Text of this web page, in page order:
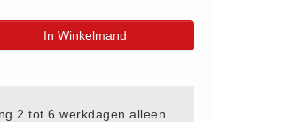
In Winkelmand
2 tot 6 werkdagen alleen